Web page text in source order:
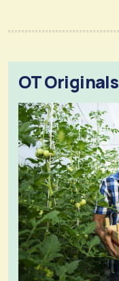
OT Originals